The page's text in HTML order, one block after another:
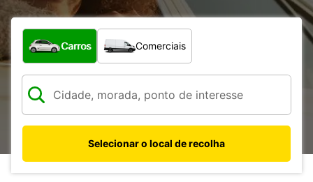
Que tipo de veículo pretende?
Carros Comerciais
Selecionar o local de recolha